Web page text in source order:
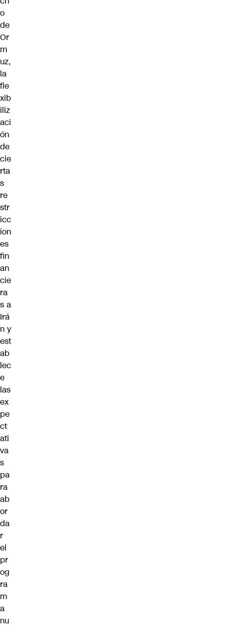
o
de
Or
m
uz,
la
fle
xib
iliz
aci
ón
de
cie
rta
s
re
str
icc
ion
es
fin
an
cie
ra
s a
Irá
n y
est
ab
lec
e
las
ex
pe
ct
ati
va
s
pa
ra
ab
or
da
r
el
pr
og
ra
m
a
nu